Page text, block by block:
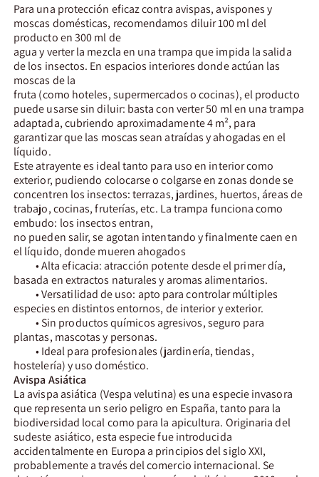
Para una protección eficaz contra avispas, avispones y
moscas domésticas, recomendamos diluir 100 ml del
producto en 300 ml de
agua y verter la mezcla en una trampa que impida la salida
de los insectos. En espacios interiores donde actúan las
moscas de la
fruta (como hoteles, supermercados o cocinas), el producto
puede usarse sin diluir: basta con verter 50 ml en una trampa
adaptada, cubriendo aproximadamente 4 m², para
garantizar que las moscas sean atraídas y ahogadas en el
líquido.
Este atrayente es ideal tanto para uso en interior como
exterior, pudiendo colocarse o colgarse en zonas donde se
concentren los insectos: terrazas, jardines, huertos, áreas de
trabajo, cocinas, fruterías, etc. La trampa funciona como
embudo: los insectos entran,
no pueden salir, se agotan intentando y finalmente caen en
el líquido, donde mueren ahogados
• Alta eficacia: atracción potente desde el primer día,
basada en extractos naturales y aromas alimentarios.
• Versatilidad de uso: apto para controlar múltiples
especies en distintos entornos, de interior y exterior.
• Sin productos químicos agresivos, seguro para
plantas, mascotas y personas.
• Ideal para profesionales (jardinería, tiendas,
hostelería) y uso doméstico.
Avispa Asiática
La avispa asiática (Vespa velutina) es una especie invasora
que representa un serio peligro en España, tanto para la
biodiversidad local como para la apicultura. Originaria del
sudeste asiático, esta especie fue introducida
accidentalmente en Europa a principios del siglo XXI,
probablemente a través del comercio internacional. Se